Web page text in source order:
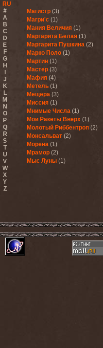
RU
#
A
B
C
D
E
F
G
H
J
K
L
M
N
O
P
Q
R
S
T
U
V
W
X
Y
Z
Магистр (3)
Магри'с (1)
Мания Величия (1)
Маргарита Белая (1)
Маргарита Пушкина (2)
Марко Поло (1)
Мартин (1)
Мастер (3)
Мафия (4)
Метель (1)
Мещера (3)
Миссия (1)
Мнимые Числа (1)
Мои Ракеты Вверх (1)
Молотый Риббентроп (2)
Монсальват (2)
Морена (1)
Мрамор (2)
Мыс Луны (1)